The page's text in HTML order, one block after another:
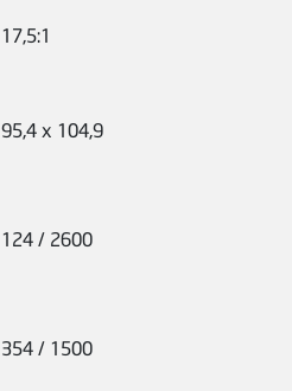
17,5:1
95,4 x 104,9
124 / 2600
354 / 1500